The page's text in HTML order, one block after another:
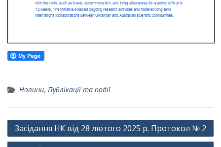
Новини, Публікації та події
Навігація
записів
Засідання НК від 28 лютого 2025 р. Протокол № 2